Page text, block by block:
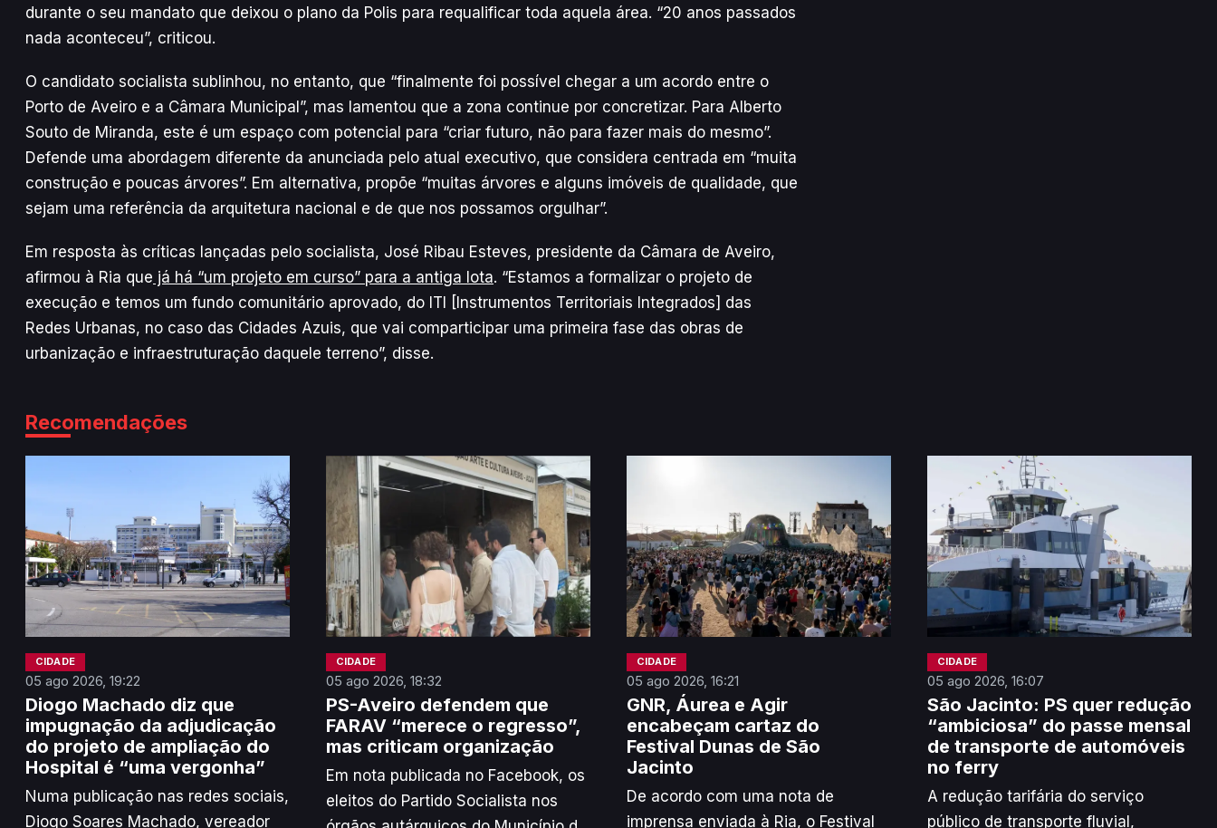
durante o seu mandato que deixou o plano da Polis para requalificar toda aquela área. “20 anos passados
nada aconteceu”, criticou.
O candidato socialista sublinhou, no entanto, que “finalmente foi possível chegar a um acordo entre o
Porto de Aveiro e a Câmara Municipal”, mas lamentou que a zona continue por concretizar. Para Alberto
Souto de Miranda, este é um espaço com potencial para “criar futuro, não para fazer mais do mesmo”.
Defende uma abordagem diferente da anunciada pelo atual executivo, que considera centrada em “muita
construção e poucas árvores”. Em alternativa, propõe “muitas árvores e alguns imóveis de qualidade, que
sejam uma referência da arquitetura nacional e de que nos possamos orgulhar”.
Em resposta às críticas lançadas pelo socialista, José Ribau Esteves, presidente da Câmara de Aveiro,
afirmou à Ria que já há “um projeto em curso” para a antiga lota. “Estamos a formalizar o projeto de
execução e temos um fundo comunitário aprovado, do ITI [Instrumentos Territoriais Integrados] das
Redes Urbanas, no caso das Cidades Azuis, que vai comparticipar uma primeira fase das obras de
urbanização e infraestruturação daquele terreno”, disse.
Recomendações
CIDADE
05 ago 2026, 19:22
Diogo Machado diz que
impugnação da adjudicação
do projeto de ampliação do
Hospital é “uma vergonha”
Numa publicação nas redes sociais,
Diogo Soares Machado, vereador
CIDADE
05 ago 2026, 18:32
PS-Aveiro defendem que
FARAV “merece o regresso”,
mas criticam organização
Em nota publicada no Facebook, os
eleitos do Partido Socialista nos
CIDADE
05 ago 2026, 16:21
GNR, Áurea e Agir
encabeçam cartaz do
Festival Dunas de São
Jacinto
De acordo com uma nota de
imprensa enviada à Ria, o Festival
CIDADE
05 ago 2026, 16:07
São Jacinto: PS quer redução
“ambiciosa” do passe mensal
de transporte de automóveis
no ferry
A redução tarifária do serviço
público de transporte fluvial,